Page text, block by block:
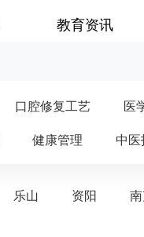
教育资讯
口腔修复工艺 医
健康管理 中医
乐山 资阳